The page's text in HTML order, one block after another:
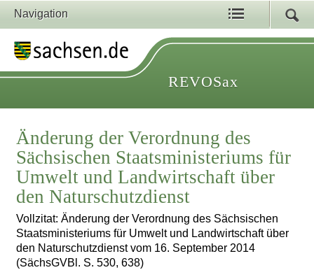
Navigation
REVOSax
Änderung der Verordnung des
Sächsischen Staatsministeriums für
Umwelt und Landwirtschaft über
den Naturschutzdienst
Vollzitat: Änderung der Verordnung des Sächsischen
Staatsministeriums für Umwelt und Landwirtschaft über
den Naturschutzdienst vom 16. September 2014
(SächsGVBl. S. 530, 638)